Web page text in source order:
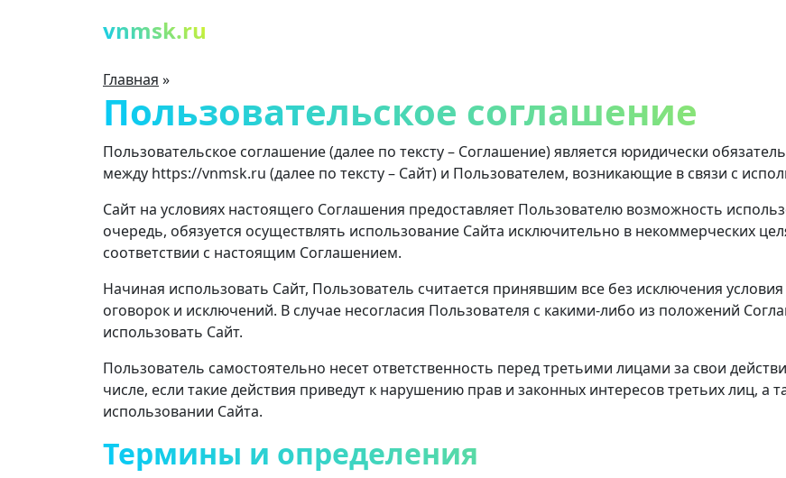
vnmsk.ru
Главная »
Пользовательское соглашение
Пользовательское соглашение (далее по тексту – Соглашение) является юридически
между https://vnmsk.ru (далее по тексту – Сайт) и Пользователем, возникающие в связи с
Сайт на условиях настоящего Соглашения предоставляет Пользователю возможность
очередь, обязуется осуществлять использование Сайта исключительно в некоммерческих
соответствии с настоящим Соглашением.
Начиная использовать Сайт, Пользователь считается принявшим все без исключения
оговорок и исключений. В случае несогласия Пользователя с какими-либо из положений
использовать Сайт.
Пользователь самостоятельно несет ответственность перед третьими лицами за свои
числе, если такие действия приведут к нарушению прав и законных интересов третьих лиц, а
использовании Сайта.
Термины и определения